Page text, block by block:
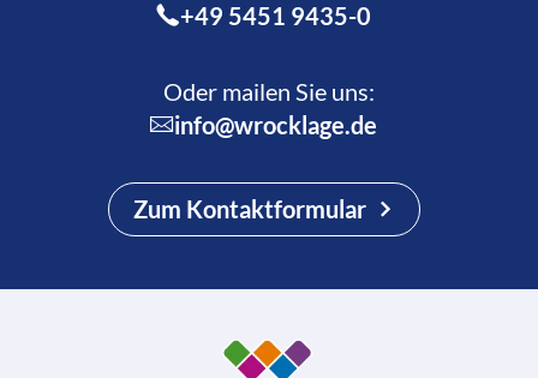
+49 5451 9435-0
Oder mailen Sie uns:
info@wrocklage.de
Zum Kontaktformular